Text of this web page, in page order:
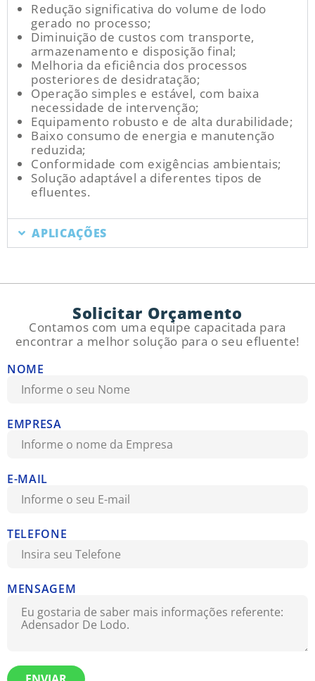
Redução significativa do volume de lodo
gerado no processo;
Diminuição de custos com transporte,
armazenamento e disposição final;
Melhoria da eficiência dos processos
posteriores de desidratação;
Operação simples e estável, com baixa
necessidade de intervenção;
Equipamento robusto e de alta durabilidade;
Baixo consumo de energia e manutenção
reduzida;
Conformidade com exigências ambientais;
Solução adaptável a diferentes tipos de
efluentes.
APLICAÇÕES
Solicitar Orçamento
Contamos com uma equipe capacitada para
encontrar a melhor solução para o seu efluente!
NOME
EMPRESA
E-MAIL
TELEFONE
MENSAGEM